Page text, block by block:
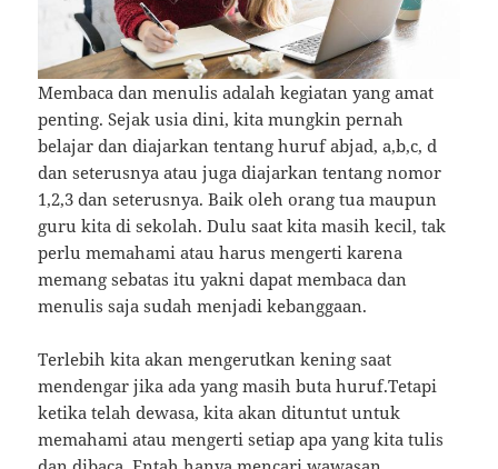
Membaca dan menulis adalah kegiatan yang amat
penting. Sejak usia dini, kita mungkin pernah
belajar dan diajarkan tentang huruf abjad, a,b,c, d
dan seterusnya atau juga diajarkan tentang nomor
1,2,3 dan seterusnya. Baik oleh orang tua maupun
guru kita di sekolah. Dulu saat kita masih kecil, tak
perlu memahami atau harus mengerti karena
memang sebatas itu yakni dapat membaca dan
menulis saja sudah menjadi kebanggaan.
Terlebih kita akan mengerutkan kening saat
mendengar jika ada yang masih buta huruf.Tetapi
ketika telah dewasa, kita akan dituntut untuk
memahami atau mengerti setiap apa yang kita tulis